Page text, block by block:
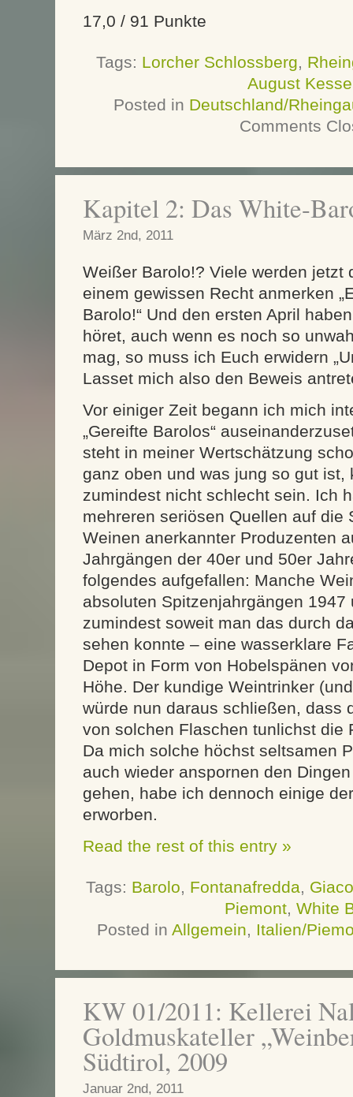
17,0 / 91 Punkte
Tags: Lorcher Schlossberg,
August
Posted in Deutschland/
Comments
Kapitel 2: Das White-
März 2nd, 2011
Weißer Barolo!? Viele werden jetzt
einem gewissen Recht anmerken
Barolo!“ Und den ersten April
höret, auch wenn es noch so
mag, so muss ich Euch erwidern
Lasset mich also den Beweis
Vor einiger Zeit begann ich mich
„Gereifte Barolos“
steht in meiner Wertschätzung
ganz oben und was jung so gut ist,
zumindest nicht schlecht sein. Ich
mehreren seriösen Quellen auf die
Weinen anerkannter Produzenten
Jahrgängen der 40er und 50er
folgendes aufgefallen: Manche
absoluten Spitzenjahrgängen 1947
zumindest soweit man das durch
sehen konnte – eine wasserklare
Depot in Form von Hobelspänen
Höhe. Der kundige Weintrinker
würde nun daraus schließen, dass
von solchen Flaschen tunlichst die
Da mich solche höchst seltsamen
auch wieder anspornen den
gehen, habe ich dennoch einige
erworben.
Read the rest of this entry »
Tags: Barolo, Fontanafredda,
Piemont, White
Posted in Allgemein, Italien/
KW 01/2011: Kellerei
Goldmuskateller
Südtirol, 2009
Januar 2nd, 2011